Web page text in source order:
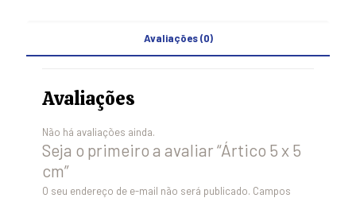
Avaliações (0)
Avaliações
Não há avaliações ainda.
Seja o primeiro a avaliar “Ártico 5 x 5
cm”
O seu endereço de e-mail não será publicado. Campos